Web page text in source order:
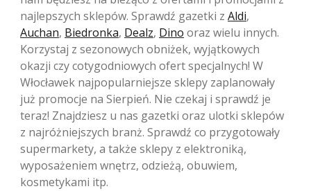
najlepszych sklepów. Sprawdź gazetki z Aldi,
Auchan, Biedronka, Dealz, Dino oraz wielu innych.
Korzystaj z sezonowych obniżek, wyjątkowych
okazji czy cotygodniowych ofert specjalnych! W
Włocławek najpopularniejsze sklepy zaplanowały
już promocje na Sierpień. Nie czekaj i sprawdź je
teraz! Znajdziesz u nas gazetki oraz ulotki sklepów
z najróżniejszych branż. Sprawdź co przygotowały
supermarkety, a także sklepy z elektroniką,
wyposażeniem wnętrz, odzieżą, obuwiem,
kosmetykami itp.